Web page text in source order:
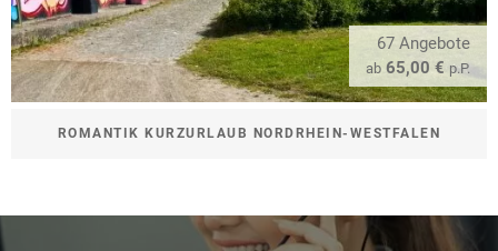
67 Angebote
ab 65,00 € p.P.
ROMANTIK KURZURLAUB NORDRHEIN-WESTFALEN